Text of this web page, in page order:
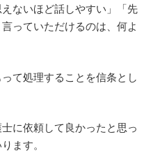
ないほど話しやすい」「先
っていただけるのは、何よ
て処理することを信条とし
に依頼して良かったと思っ
ります。